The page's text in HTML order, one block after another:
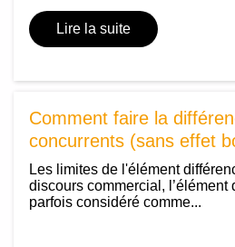
Lire la suite
Comment faire la
concurrents (sans effet
Les limites de l'élément
discours commercial, l’élément
parfois considéré comme...